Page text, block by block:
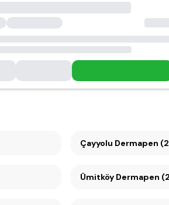
Çayyolu Dermapen
Ümitköy Dermapen